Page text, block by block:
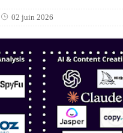
02 juin 2026